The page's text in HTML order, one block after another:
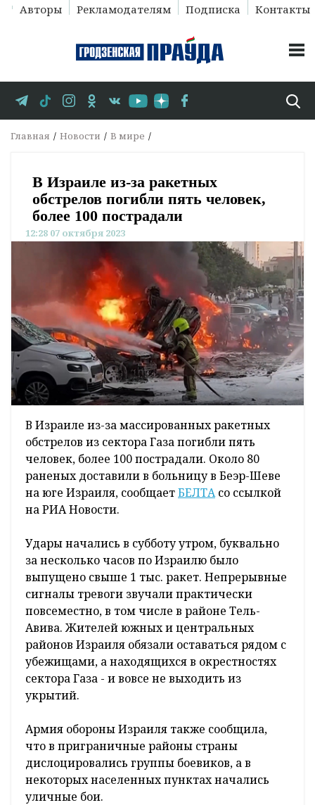
Авторы Рекламодателям Подписка Контакты
Главная Новости В мире
В Израиле из-за ракетных
обстрелов погибли пять человек,
более 100 пострадали
12:28 07 октября 2023
В Израиле из-за массированных ракетных
обстрелов из сектора Газа погибли пять
человек, более 100 пострадали. Около 80
раненых доставили в больницу в Беэр-Шеве
на юге Израиля, сообщаетБЕЛТАсо ссылкой
на РИА Новости.
Удары начались в субботу утром, буквально
за несколько часов по Израилю было
выпущено свыше 1 тыс. ракет. Непрерывные
сигналы тревоги звучали практически
повсеместно, в том числе в районе Тель-
Авива. Жителей южных и центральных
районов Израиля обязали оставаться рядом с
убежищами, а находящихся в окрестностях
сектора Газа - и вовсе не выходить из
укрытий.
Армия обороны Израиля также сообщила,
что в приграничные районы страны
дислоцировались группы боевиков, а в
некоторых населенных пунктах начались
уличные бои.